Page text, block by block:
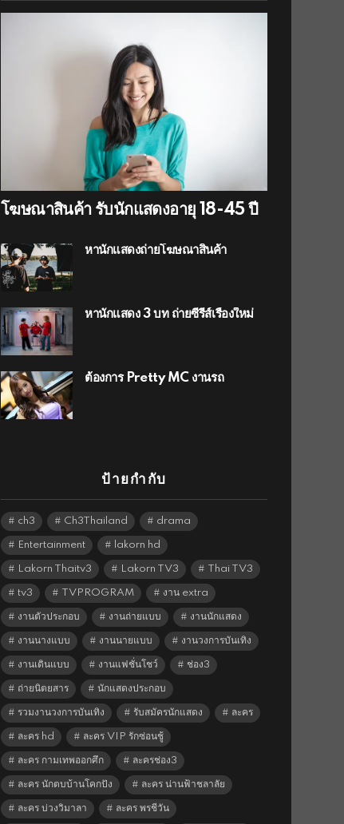
โฆษณาสินค้า รับนักแสดงอายุ 18-45 ปี
หานักแสดงถ่ายโฆษณาสินค้า
หานักแสดง 3 บท ถ่ายซีรีส์เรื่องใหม่
ต้องการ Pretty MC งานรถ
ป้ายกำกับ
ch3 Ch3Thailand drama
Entertainment lakorn hd
Lakorn Thaitv3 Lakorn TV3 Thai TV3
tv3 TVPROGRAM งาน extra
งานตัวประกอบ งานถ่ายแบบ งานนักแสดง
งานนางแบบ งานนายแบบ งานวงการบันเทิง
งานเดินแบบ งานแฟชั่นโชว์ ช่อง3
ถ่ายนิตยสาร นักแสดงประกอบ
รวมงานวงการบันเทิง รับสมัครนักแสดง ละคร
ละคร hd ละคร VIP รักซ่อนชู้
ละคร กามเทพออกศึก ละครช่อง3
ละคร นักตบบ้านโคกปัง ละคร น่านฟ้าชลาลัย
ละคร บ่วงวิมาลา ละคร พรชีวัน